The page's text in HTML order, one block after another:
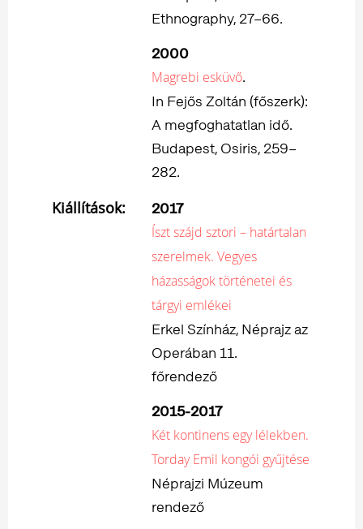
Ethnography, 27–66.
2000
Magrebi esküvő.
In Fejős Zoltán (főszerk):
A megfoghatatlan idő.
Budapest, Osiris, 259–
282.
Kiállítások: 2017
Íszt szájd sztori – határtalan
szerelmek. Vegyes
házasságok történetei és
tárgyi emlékei
Erkel Színház, Néprajz az
Operában 11.
főrendező
2015-2017
Két kontinens egy lélekben.
Torday Emil kongói gyűjtése
Néprajzi Múzeum
rendező